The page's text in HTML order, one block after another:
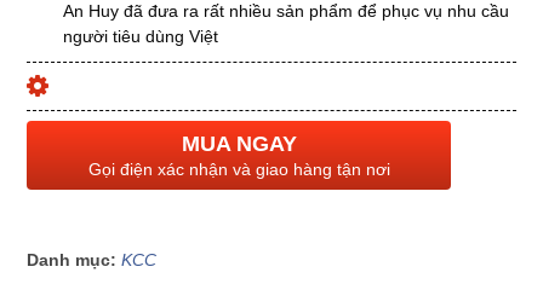
An Huy đã đưa ra rất nhiều sản phẩm để phục vụ nhu cầu
người tiêu dùng Việt
MUA NGAY
Gọi điện xác nhận và giao hàng tận nơi
Danh mục:KCC